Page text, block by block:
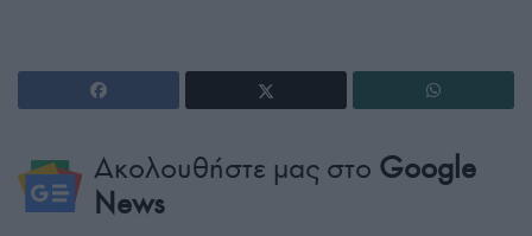
Ακολουθήστε μας στο Google
News